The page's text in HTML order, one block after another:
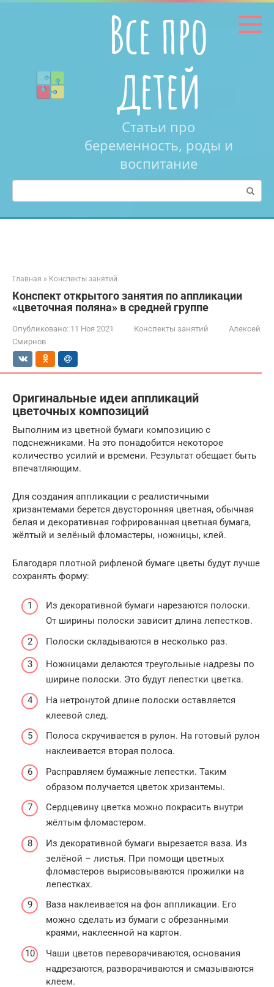
Перейти
Все про
детей
Статьи про
беременность, роды и
воспитание
Поиск:
Главная » Конспекты занятий
Конспект открытого занятия по аппликации
«цветочная поляна» в средней группе
Опубликовано: 11 Ноя 2021 Конспекты занятий
Алексей
Смирнов
Оригинальные идеи аппликаций
цветочных композиций
Выполним из цветной бумаги композицию с
подснежниками. На это понадобится некоторое
количество усилий и времени. Результат обещает быть
впечатляющим.
Для создания аппликации с реалистичными
хризантемами берется двусторонняя цветная, обычная
белая и декоративная гофрированная цветная бумага,
жёлтый и зелёный фломастеры, ножницы, клей.
Благодаря плотной рифленой бумаге цветы будут лучше
сохранять форму:
Из декоративной бумаги нарезаются полоски.
От ширины полоски зависит длина лепестков.
Полоски складываются в несколько раз.
Ножницами делаются треугольные надрезы по
ширине полоски. Это будут лепестки цветка.
На нетронутой длине полоски оставляется
клеевой след.
Полоса скручивается в рулон. На готовый рулон
наклеивается вторая полоса.
Расправляем бумажные лепестки. Таким
образом получается цветок хризантемы.
Сердцевину цветка можно покрасить внутри
жёлтым фломастером.
Из декоративной бумаги вырезается ваза. Из
зелёной – листья. При помощи цветных
фломастеров вырисовываются прожилки на
лепестках.
Ваза наклеивается на фон аппликации. Его
можно сделать из бумаги с обрезанными
краями, наклеенной на картон.
Чаши цветов переворачиваются, основания
надрезаются, разворачиваются и смазываются
клеем.